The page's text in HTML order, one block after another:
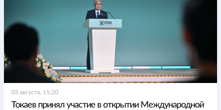
03 августа, 15:20
Токаев принял участие в открытии Международной